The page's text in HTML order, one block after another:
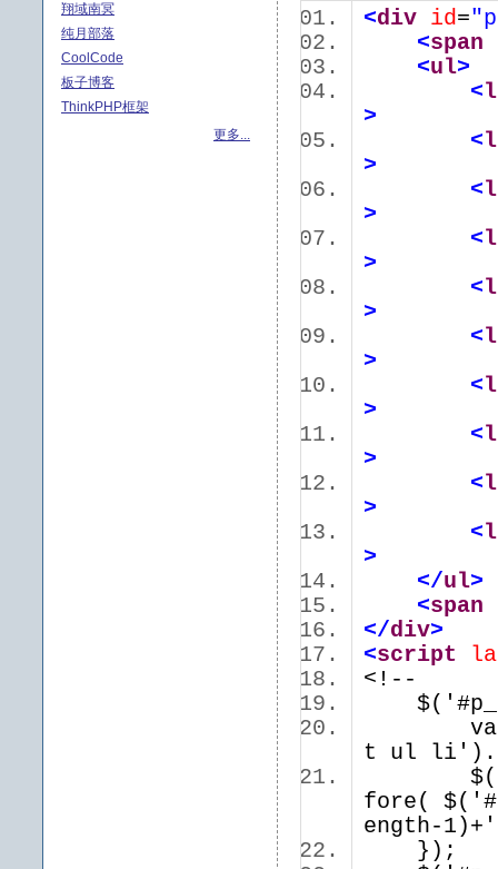
<div id=
<span
<ul>
<
>
<
>
<
>
<
>
<
>
<
>
<
>
<
>
<
>
<
>
</ul>
<span
</div>
<script
<!--
t ul
fore(
ength-
});
翔域南冥
纯月部落
CoolCode
板子博客
ThinkPHP框架
更多...